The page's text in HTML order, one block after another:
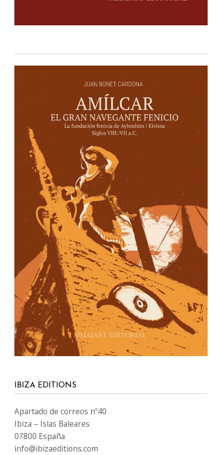
IBIZA EDITIONS
Apartado de correos nº40
Ibiza – Islas Baleares
07800 España
info@ibizaeditions.com